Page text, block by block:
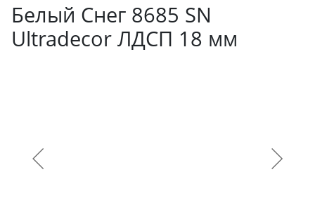
Белый Снег 8685 SN
Ultradecor ЛДСП 18 мм